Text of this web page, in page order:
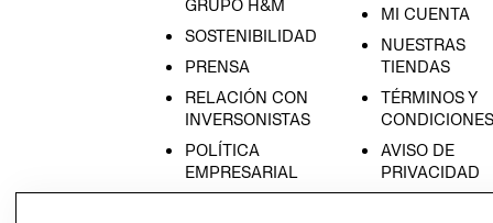
GRUPO H&M
SOSTENIBILIDAD
PRENSA
RELACIÓN CON
INVERSONISTAS
POLÍTICA
EMPRESARIAL
MI CUENTA
NUESTRAS
TIENDAS
TÉRMINOS Y
CONDICIONES
AVISO DE
PRIVACIDAD